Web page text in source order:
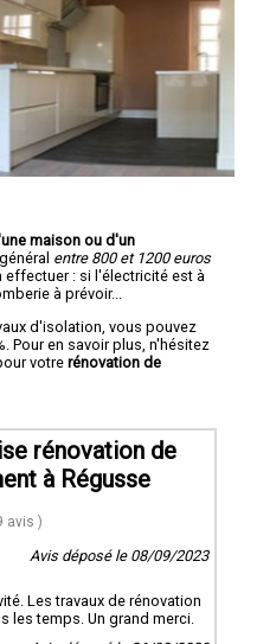
maison ou d'un
entre 800 et 1200 euros
effectuer : si l'électricité est à
à prévoir...
d'isolation, vous pouvez
Pour en savoir plus, n'hésitez
votre rénovation de
rénovation de
à Régusse
avis )
Avis déposé le 08/09/2023
Les travaux de rénovation
les temps. Un grand merci.